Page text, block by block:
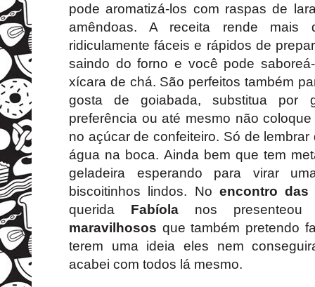
pode aromatizá-los com raspas de
amêndoas. A receita rende mais
ridiculamente fáceis e rápidos de
saindo do forno e você pode
xícara de chá. São perfeitos também
gosta de goiabada, substitua por
preferência ou até mesmo não
no açúcar de confeiteiro. Só de
água na boca. Ainda bem que tem
geladeira esperando para virar
biscoitinhos lindos. Noencontro das
querida Fabíola nos
maravilhosos que também pretendo
terem uma ideia eles nem
acabei com todos lá mesmo.